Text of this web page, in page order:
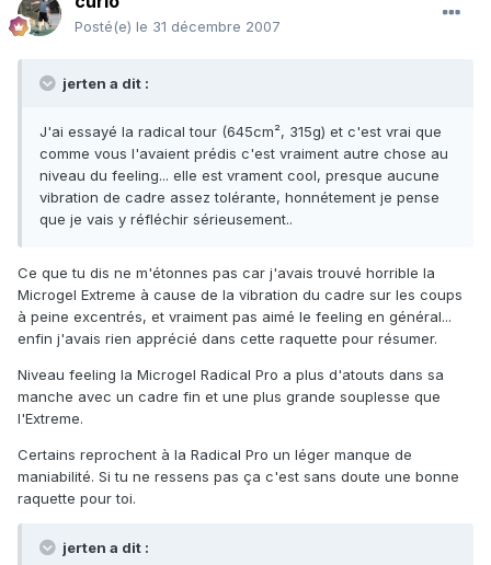
Posté(e) le 31 décembre 2007
jerten a dit :
J'ai essayé la radical tour (645cm², 315g) et c'est vrai que
comme vous l'avaient prédis c'est vraiment autre chose au
niveau du feeling... elle est vrament cool, presque aucune
vibration de cadre assez tolérante, honnétement je pense
que je vais y réfléchir sérieusement..
Ce que tu dis ne m'étonnes pas car j'avais trouvé horrible la
Microgel Extreme à cause de la vibration du cadre sur les coups
à peine excentrés, et vraiment pas aimé le feeling en général...
enfin j'avais rien apprécié dans cette raquette pour résumer.
Niveau feeling la Microgel Radical Pro a plus d'atouts dans sa
manche avec un cadre fin et une plus grande souplesse que
l'Extreme.
Certains reprochent à la Radical Pro un léger manque de
maniabilité. Si tu ne ressens pas ça c'est sans doute une bonne
raquette pour toi.
jerten a dit :